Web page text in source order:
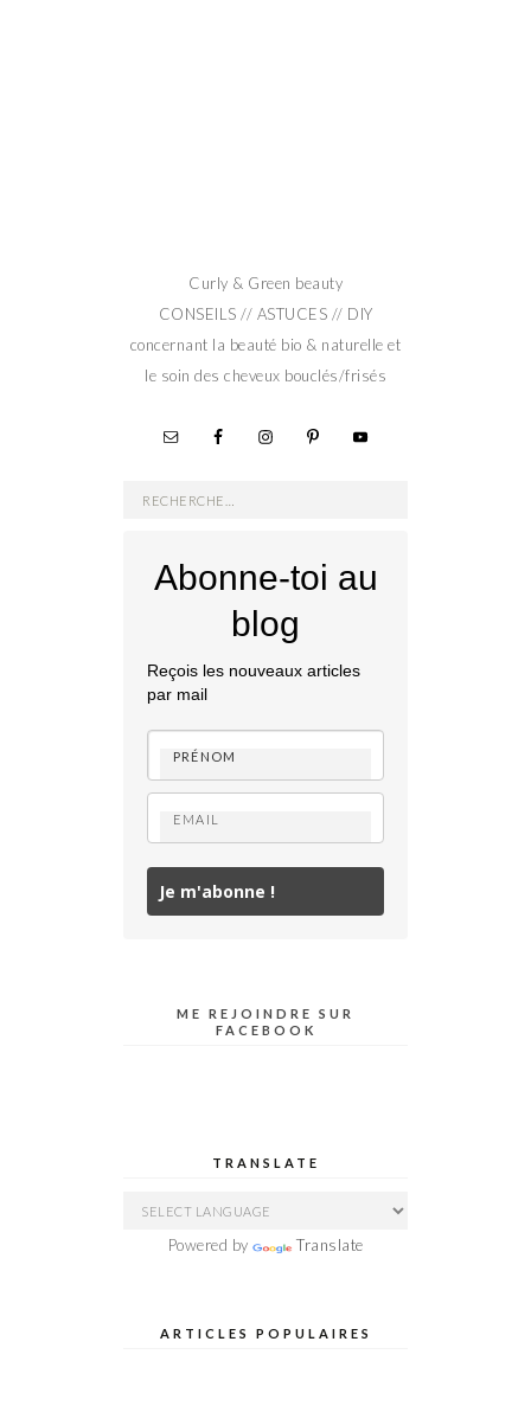
Curly & Green beauty
CONSEILS // ASTUCES // DIY
concernant la beauté bio & naturelle et
le soin des cheveux bouclés/frisés
Rechercher :
Abonne-toi au
blog
Reçois les nouveaux articles
par mail
Je m'abonne !
ME REJOINDRE SUR
FACEBOOK
TRANSLATE
Powered by Translate
ARTICLES POPULAIRES